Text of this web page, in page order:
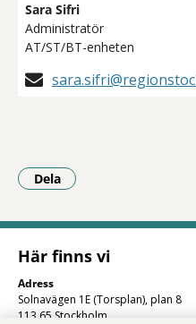
Sara Sifri
Administratör
AT/ST/BT-enheten
Dela
- Klicka för att öppna
Här finns vi
Adress
Solnavägen 1E (Torsplan), plan 8
113 65 Stockholm